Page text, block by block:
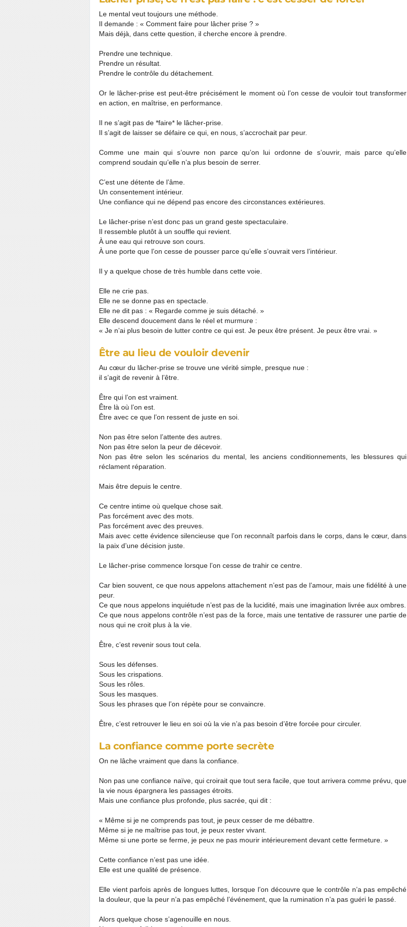
Le mental veut toujours une méthode.
Il demande : « Comment faire pour lâcher prise ? »
Mais déjà, dans cette question, il cherche encore à prendre.
Prendre une technique.
Prendre un résultat.
Prendre le contrôle du détachement.
Or le lâcher-prise est peut-être précisément le moment où l’on cesse de vouloir tout transformer
en action, en maîtrise, en performance.
Il ne s’agit pas de *faire* le lâcher-prise.
Il s’agit de laisser se défaire ce qui, en nous, s’accrochait par peur.
Comme une main qui s’ouvre non parce qu’on lui ordonne de s’ouvrir, mais parce qu’elle
comprend soudain qu’elle n’a plus besoin de serrer.
C’est une détente de l’âme.
Un consentement intérieur.
Une confiance qui ne dépend pas encore des circonstances extérieures.
Le lâcher-prise n’est donc pas un grand geste spectaculaire.
Il ressemble plutôt à un souffle qui revient.
À une eau qui retrouve son cours.
À une porte que l’on cesse de pousser parce qu’elle s’ouvrait vers l’intérieur.
Il y a quelque chose de très humble dans cette voie.
Elle ne crie pas.
Elle ne se donne pas en spectacle.
Elle ne dit pas : « Regarde comme je suis détaché. »
Elle descend doucement dans le réel et murmure :
« Je n’ai plus besoin de lutter contre ce qui est. Je peux être présent. Je peux être vrai. »
Être au lieu de vouloir devenir
Au cœur du lâcher-prise se trouve une vérité simple, presque nue :
il s’agit de revenir à l’être.
Être qui l’on est vraiment.
Être là où l’on est.
Être avec ce que l’on ressent de juste en soi.
Non pas être selon l’attente des autres.
Non pas être selon la peur de décevoir.
Non pas être selon les scénarios du mental, les anciens conditionnements, les blessures qui
réclament réparation.
Mais être depuis le centre.
Ce centre intime où quelque chose sait.
Pas forcément avec des mots.
Pas forcément avec des preuves.
Mais avec cette évidence silencieuse que l’on reconnaît parfois dans le corps, dans le cœur, dans
la paix d’une décision juste.
Le lâcher-prise commence lorsque l’on cesse de trahir ce centre.
Car bien souvent, ce que nous appelons attachement n’est pas de l’amour, mais une fidélité à une
peur.
Ce que nous appelons inquiétude n’est pas de la lucidité, mais une imagination livrée aux ombres.
Ce que nous appelons contrôle n’est pas de la force, mais une tentative de rassurer une partie de
nous qui ne croit plus à la vie.
Être, c’est revenir sous tout cela.
Sous les défenses.
Sous les crispations.
Sous les rôles.
Sous les masques.
Sous les phrases que l’on répète pour se convaincre.
Être, c’est retrouver le lieu en soi où la vie n’a pas besoin d’être forcée pour circuler.
La confiance comme porte secrète
On ne lâche vraiment que dans la confiance.
Non pas une confiance naïve, qui croirait que tout sera facile, que tout arrivera comme prévu, que
la vie nous épargnera les passages étroits.
Mais une confiance plus profonde, plus sacrée, qui dit :
« Même si je ne comprends pas tout, je peux cesser de me débattre.
Même si je ne maîtrise pas tout, je peux rester vivant.
Même si une porte se ferme, je peux ne pas mourir intérieurement devant cette fermeture. »
Cette confiance n’est pas une idée.
Elle est une qualité de présence.
Elle vient parfois après de longues luttes, lorsque l’on découvre que le contrôle n’a pas empêché
la douleur, que la peur n’a pas empêché l’événement, que la rumination n’a pas guéri le passé.
Alors quelque chose s’agenouille en nous.